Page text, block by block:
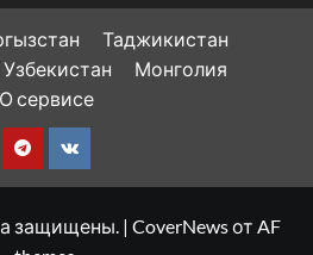
Таджикистан
Узбекистан
Монголия
О сервисе
Telegram
VK
защищены. | CoverNewsот AF